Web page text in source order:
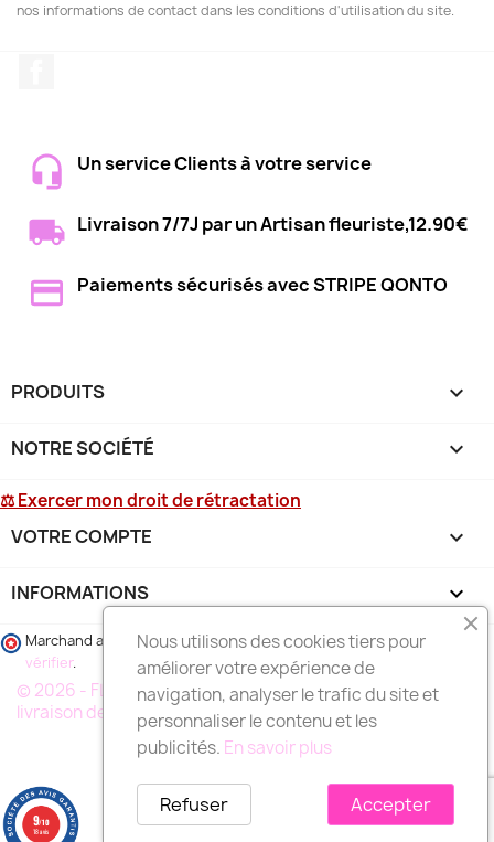
nos informations de contact dans les conditions d'utilisation du site.
Un service Clients à votre service
Livraison 7/7J par un Artisan fleuriste,12.90€
Paiements sécurisés avec STRIPE QONTO
PRODUITS 
NOTRE SOCIÉTÉ 
⚖ Exercer mon droit de rétractation
VOTRE COMPTE 
INFORMATIONS keyboard_arrow_down
Marchand approuvé par la Société des Avis Garantis,cliquez ici pour
vérifier.
© 2026 - FLEURS DEUIL MARSEILLE, votre spécialiste de la
livraison de fleurs à MARSEILLE et région
Nous utilisons des cookies tiers pour
améliorer votre expérience de
navigation, analyser le trafic du site et
personnaliser le contenu et les
publicités. En savoir plus
Accepter
Refuser
9/10
18 avis